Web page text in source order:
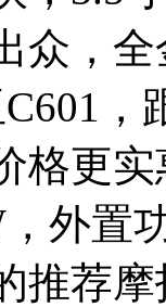
众，
格更
外置
推荐